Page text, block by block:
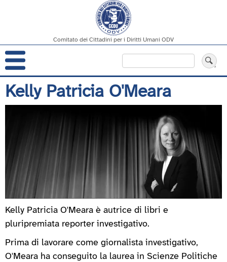
Salta
al
Comitato dei Cittadini per i Diritti Umani ODV
Navigazione
principale
Kelly Patricia O'Meara
Kelly Patricia O'Meara è autrice di libri e
pluripremiata reporter investigativo.
Prima di lavorare come giornalista investigativo,
O'Meara ha conseguito la laurea in Scienze Politiche